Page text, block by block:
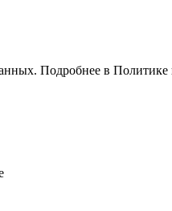
Подробнее в Политике